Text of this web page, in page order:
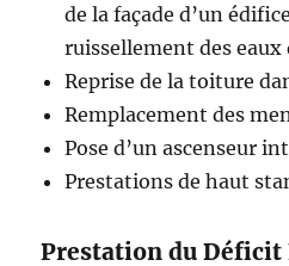
de la façade d’un
ruissellement des eaux
Reprise de la toiture
Remplacement des
Pose d’un ascenseur
Prestations de haut
Prestation du Déficit